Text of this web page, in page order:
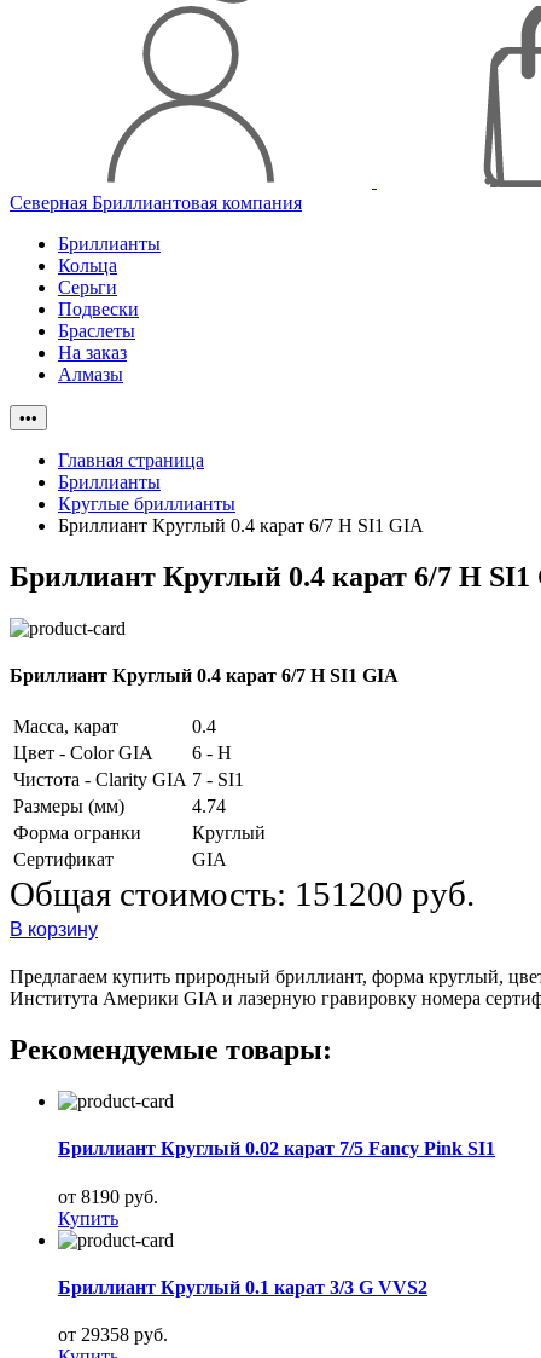
Северная Бриллиантовая компания
Бриллианты
Кольца
Серьги
Подвески
Браслеты
На заказ
Алмазы
•••
Главная страница
Бриллианты
Круглые бриллианты
Бриллиант Круглый 0.4 карат 6/7 H SI1 GIA
Бриллиант Круглый 0.4 карат 6/7 H SI1
Бриллиант Круглый 0.4 карат 6/7 H SI1 GIA
Масса, карат
0.4
Цвет - Color GIA
6 - H
Чистота - Clarity GIA 7 - SI1
Размеры (мм)
4.74
Форма огранки
Круглый
Сертификат
GIA
Общая стоимость: 151200 руб.
В корзину
Предлагаем купить природный бриллиант, форма круглый,
Института Америки GIA и лазерную гравировку номера
Рекомендуемые товары:
Бриллиант Круглый 0.02 карат 7/5 Fancy Pink SI1
от 8190 руб.
Купить
Бриллиант Круглый 0.1 карат 3/3 G VVS2
от 29358 руб.